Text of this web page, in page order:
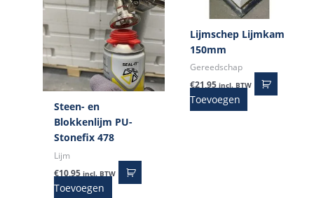
Steen- en
Blokkenlijm PU-
Stonefix 478
Lijm
€10,95 incl. BTW
Toevoegen
Lijmschep Lijmkam
150mm
Gereedschap
€21,95 incl. BTW
Toevoegen